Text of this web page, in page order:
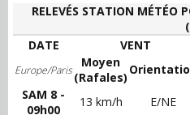
RELEVÉS STATION MÉTÉO
DATE
VENT
Europe/Paris
Moyen
(Rafales)
SAM 8 -
09h00
13 km/h
E/NE